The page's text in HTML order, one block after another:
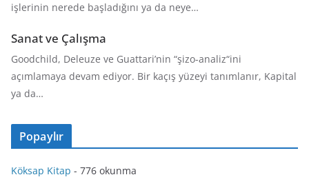
işlerinin nerede başladığını ya da neye…
Sanat ve Çalışma
Goodchild, Deleuze ve Guattari’nin “şizo-analiz“ini
açımlamaya devam ediyor. Bir kaçış yüzeyi tanımlanır, Kapital
ya da…
Popaylır
Köksap Kitap - 776 okunma